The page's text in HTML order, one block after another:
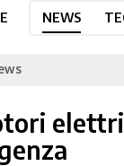
NEWS